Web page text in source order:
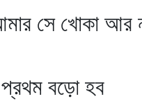
সে খোকা আর
বড়ো হব